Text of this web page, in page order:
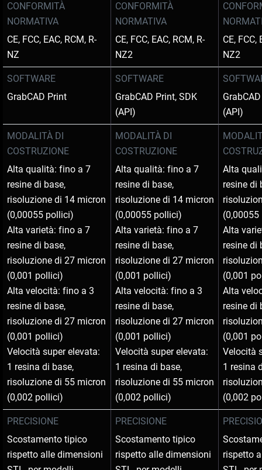
CONFORMITÀ
NORMATIVA
CE, FCC, EAC, RCM, R-
NZ
SOFTWARE
GrabCAD Print
MODALITÀ DI
COSTRUZIONE
Alta qualità: fino a 7
resine di base,
risoluzione di 14 micron
(0,00055 pollici)
Alta varietà: fino a 7
resine di base,
risoluzione di 27 micron
(0,001 pollici)
Alta velocità: fino a 3
resine di base,
risoluzione di 27 micron
(0,001 pollici)
Velocità super elevata:
1 resina di base,
risoluzione di 55 micron
(0,002 pollici)
PRECISIONE
Scostamento tipico
rispetto alle dimensioni
CONFORMITÀ
NORMATIVA
CE, FCC, EAC, RCM, R-
NZ2
SOFTWARE
GrabCAD Print, SDK
(API)
MODALITÀ DI
COSTRUZIONE
Alta qualità: fino a 7
resine di base,
risoluzione di 14 micron
(0,00055 pollici)
Alta varietà: fino a 7
resine di base,
risoluzione di 27 micron
(0,001 pollici)
Alta velocità: fino a 3
resine di base,
risoluzione di 27 micron
(0,001 pollici)
Velocità super elevata:
1 resina di base,
risoluzione di 55 micron
(0,002 pollici)
PRECISIONE
Scostamento tipico
rispetto alle dimensioni
CE, FCC,
NZ2
(API)
Alta
resine di
Alta
resine di
(0,001
Alta
resine di
(0,001
Velocità
1 resina
(0,002
rispetto